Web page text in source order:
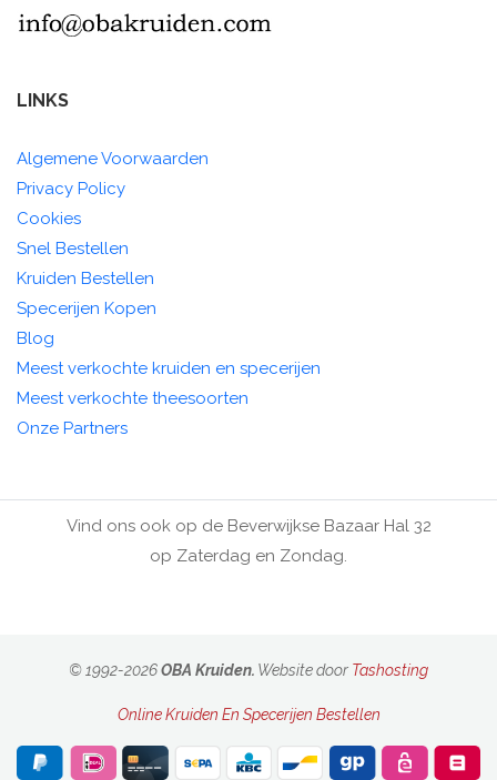
LINKS
Algemene Voorwaarden
Privacy Policy
Cookies
Snel Bestellen
Kruiden Bestellen
Specerijen Kopen
Blog
Meest verkochte kruiden en specerijen
Meest verkochte theesoorten
Onze Partners
Vind ons ook op de Beverwijkse Bazaar Hal 32
op Zaterdag en Zondag.
© 1992-2026OBA Kruiden. Website door Tashosting
Online Kruiden En Specerijen Bestellen